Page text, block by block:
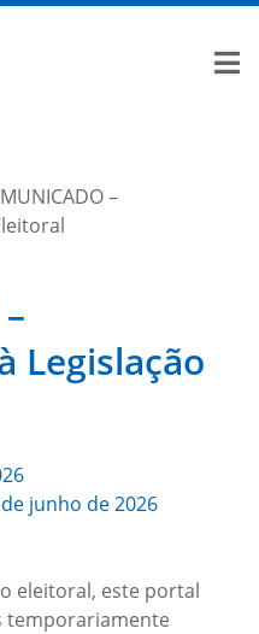
–
Legislação
junho de 2026
eleitoral, este portal
temporariamente